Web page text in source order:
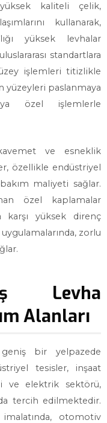
kaliteli çelik,
kullanarak,
yüksek levhalar
standartlara
işlemleri titizlikle
yüzeyleri paslanmaya
özel işlemlerle
ve esneklik
özellikle endüstriyel
maliyeti sağlar.
özel kaplamalar
karşı yüksek direnç
zorlu
Levha
Alanları
bir yelpazede
tesisler, inşaat
ve elektrik sektörü,
tercih edilmektedir.
otomotiv